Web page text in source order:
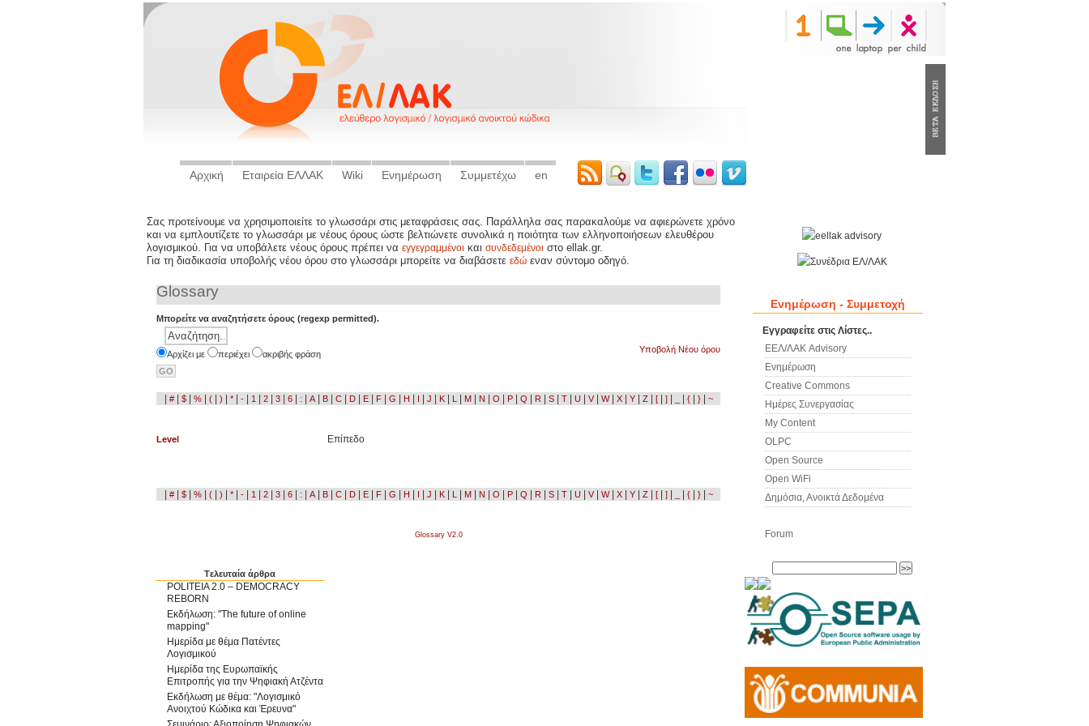
Αρχική Εταιρεία ΕΛΛΑΚ Wiki Ενημέρωση Συμμετέχω en
Σας προτείνουμε να χρησιμοποιείτε το γλωσσάρι στις μεταφράσεις σας. Παράλληλα σας παρακαλούμε να αφιερώνετε χρόνο
και να εμπλουτίζετε το γλωσσάρι με νέους όρους ώστε βελτιώνετε συνολικά η ποιότητα των ελληνοποιήσεων ελευθέρου
λογισμικού. Για να υποβάλετε νέους όρους πρέπει να εγγεγραμμένοι και συνδεδεμένοι στο ellak.gr.
Για τη διαδικασία υποβολής νέου όρου στο γλωσσάρι μπορείτε να διαβάσετε εδώ εναν σύντομο οδηγό.
Glossary
Μπορείτε να αναζητήσετε όρους (regexp permitted).
Aρχίζει με περιέχει ακριβής φράση Yποβολή Νέου όρου
| #| $| %| (| ) | *| -| 1 | 2| 3| 6| : | A| B| C| D| E| F| G | H | I | J | K| L | M| N | O | P| Q | R | S| T| U | V| W| X| Y| Z | [| ]| | {| }| ~
Level Επίπεδο
| #| $| %| (| ) | *| -| 1 | 2| 3| 6| : | A| B| C| D| E| F| G | H | I | J | K| L | M| N | O | P| Q | R | S| T| U | V| W| X| Y| Z | [| ]| | {| }| ~
Glossary V2.0
Ενημέρωση - Συμμετοχή
Εγγραφείτε στις Λίστες..
ΕΕΛ/ΛΑΚ Advisory
Ενημέρωση
Creative Commons
Ημέρες Συνεργασίας
My Content
OLPC
Open Source
Open WiFi
Δημόσια, Ανοικτά Δεδομένα
Forum
Tελευταία άρθρα
POLITEIA 2.0 – DEMOCRACY
REBORN
Εκδήλωση: "The future of online
mapping"
Ημερίδα με θέμα Πατέντες
Λογισμικού
Ημερίδα της Ευρωπαϊκής
Επιτροπής για την Ψηφιακή Ατζέντα
Εκδήλωση με θέμα: "Λογισμικό
Ανοιχτού Κώδικα και Έρευνα"